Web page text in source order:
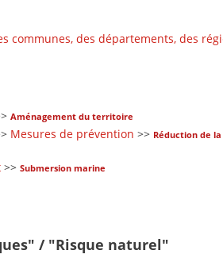
communes, des départements, des
Aménagement du territoire
Mesures de prévention >> Réduction de la
>> Submersion marine
/ "Risque naturel"